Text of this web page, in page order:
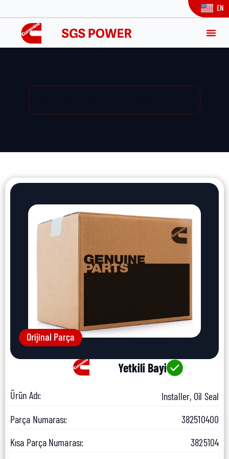
EN
Orijinal Parça
Yetkili Bayi
Ürün Adı:
Installer, Oil Seal
Parça Numarası:
382510400
Kısa Parça Numarası:
3825104